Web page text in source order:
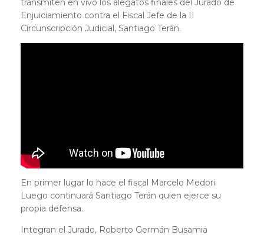
Enjuiciamiento contra el Fiscal Jefe de la II
Circunscripción Judicial, Santiago Terán.
En primer lugar lo hace el fiscal Marcelo Medori.
Luego continuará Santiago Terán quien ejerce su
propia defensa.
Integran el Jurado, Roberto Germán Busamia